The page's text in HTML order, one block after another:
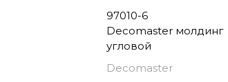
97010-6
Decomaster молдинг
угловой
Decomaster